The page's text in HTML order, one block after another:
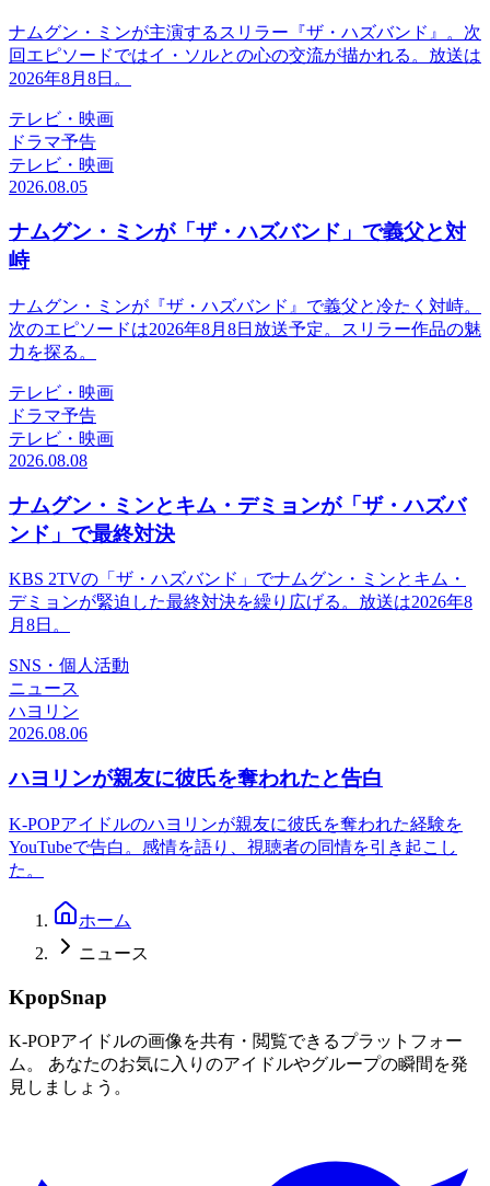
ナムグン・ミンが主演するスリラー『ザ・ハズバンド』。次
回エピソードではイ・ソルとの心の交流が描かれる。放送は
2026年8月8日。
テレビ・映画
ドラマ予告
テレビ・映画
2026.08.05
ナムグン・ミンが「ザ・ハズバンド」で義父と対
峙
ナムグン・ミンが『ザ・ハズバンド』で義父と冷たく対峙。
次のエピソードは2026年8月8日放送予定。スリラー作品の魅
力を探る。
テレビ・映画
ドラマ予告
テレビ・映画
2026.08.08
ナムグン・ミンとキム・デミョンが「ザ・ハズバ
ンド」で最終対決
KBS 2TVの「ザ・ハズバンド」でナムグン・ミンとキム・
デミョンが緊迫した最終対決を繰り広げる。放送は2026年8
月8日。
SNS・個人活動
ニュース
ハヨリン
2026.08.06
ハヨリンが親友に彼氏を奪われたと告白
K-POPアイドルのハヨリンが親友に彼氏を奪われた経験を
YouTubeで告白。感情を語り、視聴者の同情を引き起こし
た。
ホーム
ニュース
KpopSnap
K-POPアイドルの画像を共有・閲覧できるプラットフォー
ム。 あなたのお気に入りのアイドルやグループの瞬間を発
見しましょう。